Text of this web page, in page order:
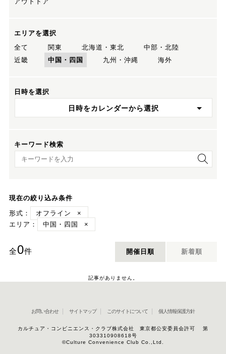
エリアを選択
全て
関東 北海道・東北
中部・北陸
近畿
中国・四国 九州・沖縄 海外
日時を選択
日時をカレンダーから選択
キーワード検索
キーワード検索
現在の絞り込み条件
形式：
オフライン
×
エリア：
中国・四国 ×
全0件 開催日順 新着順
記事がありません。
お問い合わせ サイトマップ このサイトについて 個人情報保護方針
カルチュア・コンビニエンス・クラブ株式会社 東京都公安委員会許可 第
303310908618号
©Culture Convenience Club Co.,Ltd.